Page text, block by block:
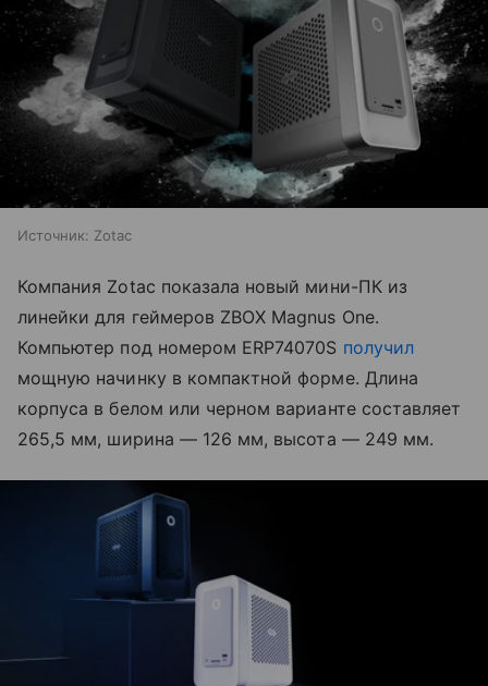
Источник: Zotac
Компания Zotac показала новый мини-ПК из
линейки для геймеров ZBOX Magnus One.
Компьютер под номером ERP74070S получил
мощную начинку в компактной форме. Длина
корпуса в белом или черном варианте составляет
265,5 мм, ширина — 126 мм, высота — 249 мм.